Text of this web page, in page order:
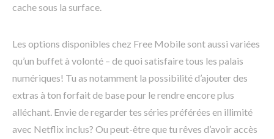
cache sous la surface.
Les options disponibles chez Free Mobile sont aussi variées
qu’un buffet à volonté – de quoi satisfaire tous les palais
numériques! Tu as notamment la possibilité d’ajouter des
extras à ton forfait de base pour le rendre encore plus
alléchant. Envie de regarder tes séries préférées en illimité
avec Netflix inclus? Ou peut-être que tu rêves d’avoir accès